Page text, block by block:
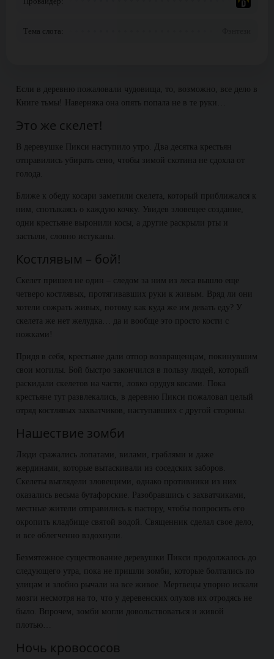
Тема слота:
Если в деревню пожаловали чудовища, то, возможно, все дело в
Книге тьмы! Наверняка она опять попала не в те руки…
Это же скелет!
В деревушке Пикси наступило утро. Два десятка крестьян
отправились убирать сено, чтобы зимой скотина не сдохла от
голода.
Ближе к обеду косари заметили скелета, который приближался к
ним, спотыкаясь о каждую кочку. Увидев зловещее создание,
одни крестьяне выронили косы, а другие раскрыли рты и
застыли, словно истуканы.
Костлявым – бой!
Скелет пришел не один – следом за ним из леса вышло еще
четверо костлявых, протягивавших руки к живым. Вряд ли они
хотели сожрать живых, потому как куда же им девать еду? У
скелета же нет желудка… да и вообще это просто кости с
ножками!
Придя в себя, крестьяне дали отпор возвращенцам, покинувшим
свои могилы. Бой быстро закончился в пользу людей, который
раскидали скелетов на части, ловко орудуя косами. Пока
крестьяне тут развлекались, в деревню Пикси пожаловал целый
отряд костлявых захватчиков, наступавших с другой стороны.
Нашествие зомби
Люди сражались лопатами, вилами, граблями и даже
жердинами, которые вытаскивали из соседских заборов.
Скелеты выглядели зловещими, однако противники из них
оказались весьма бутафорские. Разобравшись с захватчиками,
местные жители отправились к пастору, чтобы попросить его
окропить кладбище святой водой. Священник сделал свое дело,
и все облегченно вздохнули.
Безмятежное существование деревушки Пикси продолжалось до
следующего утра, пока не пришли зомби, которые болтались по
улицам и злобно рычали на все живое. Мертвецы упорно искали
мозги несмотря на то, что у деревенских олухов их отродясь не
было. Впрочем, зомби могли довольствоваться и живой
плотью…
Ночь кровососов